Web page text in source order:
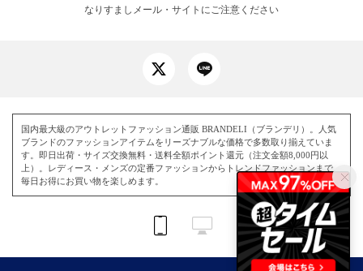
なりすましメール・サイトにご注意ください
国内最大級のアウトレットファッション通販 BRANDELI（ブランデリ）。人気
ブランドのファッションアイテムをリーズナブルな価格で多数取り揃えていま
す。即日出荷・サイズ交換無料・送料全額ポイント還元（注文金額8,000円以
上）。レディース・メンズの定番ファッションからトレンドファッションまで、
毎日お得にお買い物を楽しめます。